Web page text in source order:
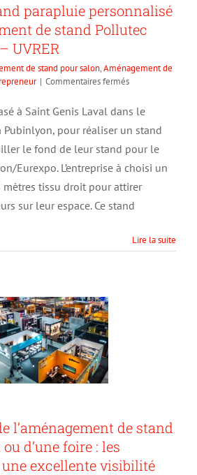
parapluie personnalisé
de stand Pollutec
UVRER
de stand pour salon,Aménagement de
| Commentaires ferméssur
stand
personnalisé
pour
de
stand
Pollutec
Lyon
–
UVRER
à Saint Genis Laval dans le
Pubinlyon, pour réaliser un stand
le fond de leur stand pour le
Eurexpo. L’entreprise à choisi un
tissu droit pour attirer
sur leur espace. Ce stand
Lire la suite
l’aménagement de stand
d’une foire : les
excellente visibilité